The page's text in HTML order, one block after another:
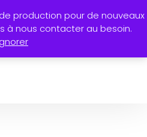
production pour de nouveaux
à nous contacter au besoin.